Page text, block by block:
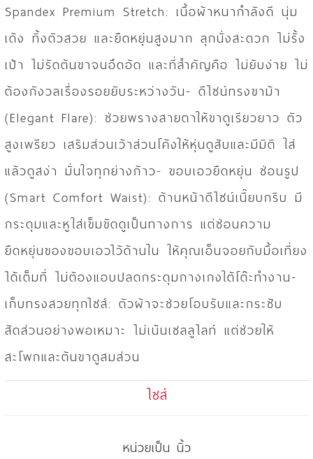
Spandex Premium Stretch: เนื้อผ้าหนากำลังดี นุ่ม
เด้ง ทิ้งตัวสวย และยืดหยุ่นสูงมาก ลุกนั่งสะดวก ไม่รั้ง
เป้า ไม่รัดต้นขาจนอึดอัด และที่สำคัญคือ ไม่ยับง่าย ไม่
ต้องกังวลเรื่องรอยยับระหว่างวัน- ดีไซน์ทรงขาม้า
(Elegant Flare): ช่วยพรางสายตาให้ขาดูเรียวยาว ตัว
สูงเพรียว เสริมส่วนเว้าส่วนโค้งให้หุ่นดูสับและมีมิติ ใส่
แล้วดูสง่า มั่นใจทุกย่างก้าว- ขอบเอวยืดหยุ่น ซ่อนรูป
(Smart Comfort Waist): ด้านหน้าดีไซน์เนี๊ยบกริบ มี
กระดุมและหูใส่เข็มขัดดูเป็นทางการ แต่ซ่อนความ
ยืดหยุ่นของขอบเอวไว้ด้านใน ให้คุณเอ็นจอยกับมื้อเที่ยง
ได้เต็มที่ ไม่ต้องแอบปลดกระดุมกางเกงใต้โต๊ะทำงาน-
เก็บทรงสวยทุกไซส์: ตัวผ้าจะช่วยโอบรับและกระชับ
สัดส่วนอย่างพอเหมาะ ไม่เน้นเซลลูไลท์ แต่ช่วยให้
สะโพกและต้นขาดูสมส่วน
ไซส์
หน่วยเป็น นิ้ว